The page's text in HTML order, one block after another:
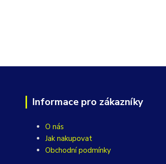
Informace pro zákazníky
O nás
Jak nakupovat
Obchodní podmínky